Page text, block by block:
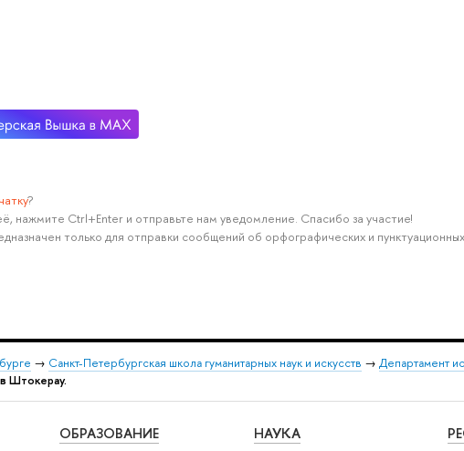
?
нажмите Ctrl+Enter и отправьте нам уведомление. Спасибо за участие!
только для отправки сообщений об орфографических и
→ Санкт-Петербургская школа гуманитарных наук и искусств → Департамент
Штокерау.
ОБРАЗОВАНИЕ НАУКА